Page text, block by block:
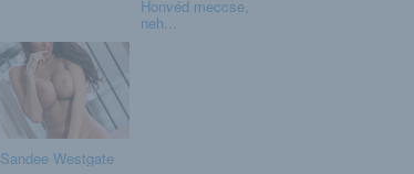
Honvéd meccse,
neh...
Sandee Westgate